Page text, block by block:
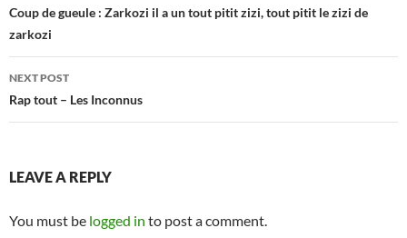
navigation
Coup de gueule : Zarkozi il a un tout pitit zizi, tout pitit le zizi de
zarkozi
NEXT POST
Rap tout – Les Inconnus
LEAVE A REPLY
You must be logged in to post a comment.